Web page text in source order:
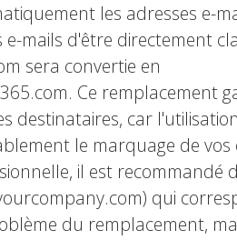
les adresses e-
mails d'être directement
sera convertie en
Ce remplacement
destinataires, car
le marquage de
il est recommandé
qui
du remplacement,